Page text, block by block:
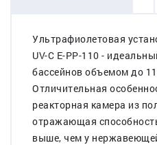
Ультрафиолетовая
UV-C E-PP-110 -
бассейнов объемом до
Отличительная
реакторная камера из
отражающая
выше, чем у